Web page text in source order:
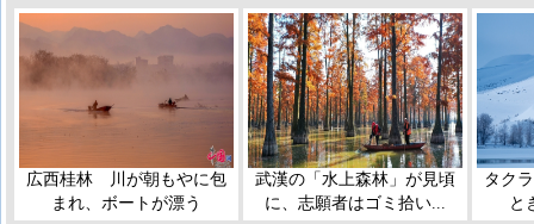
広西桂林 川が朝もやに包
まれ、ボートが漂う
武漢の「水上森林」が見頃
に、志願者はゴミ拾い...
タク
と